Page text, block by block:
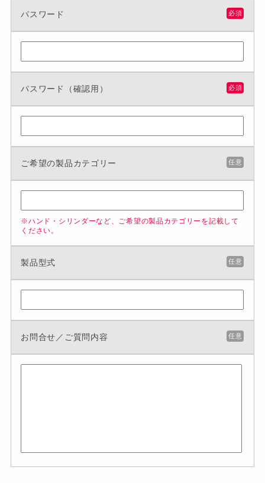
パスワード 必須
パスワード（確認用） 必須
ご希望の製品カテゴリー 任意
※ハンド・シリンダーなど、ご希望の製品カテゴリーを記載して
ください。
製品型式 任意
お問合せ／ご質問内容 任意